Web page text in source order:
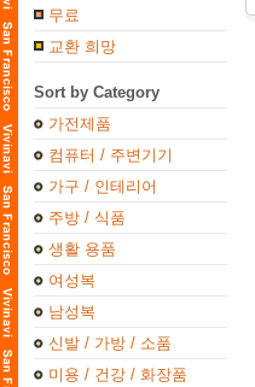
무료
교환 희망
Sort by Category
가전제품
컴퓨터 / 주변기기
가구 / 인테리어
주방 / 식품
생활 용품
여성복
남성복
신발 / 가방 / 소품
미용 / 건강 / 화장품